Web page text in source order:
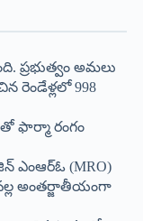
ప్రభుత్వం అమలు
రెండేళ్లలో 998
ఫార్మా రంగం
ఎంఆర్ఓ (MRO)
అంతర్జాతీయంగా